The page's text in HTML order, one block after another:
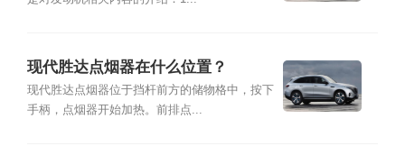
现代胜达点烟器在什么位置？
现代胜达点烟器位于挡杆前方的储物格中，按下
手柄，点烟器开始加热。前排点...